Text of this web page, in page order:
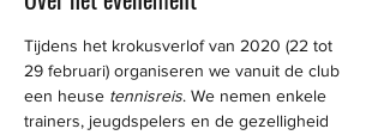
Tijdens het krokusverlof van 2020 (22 tot
29 februari) organiseren we vanuit de club
een heuse tennisreis. We nemen enkele
trainers, jeugdspelers en de gezelligheid